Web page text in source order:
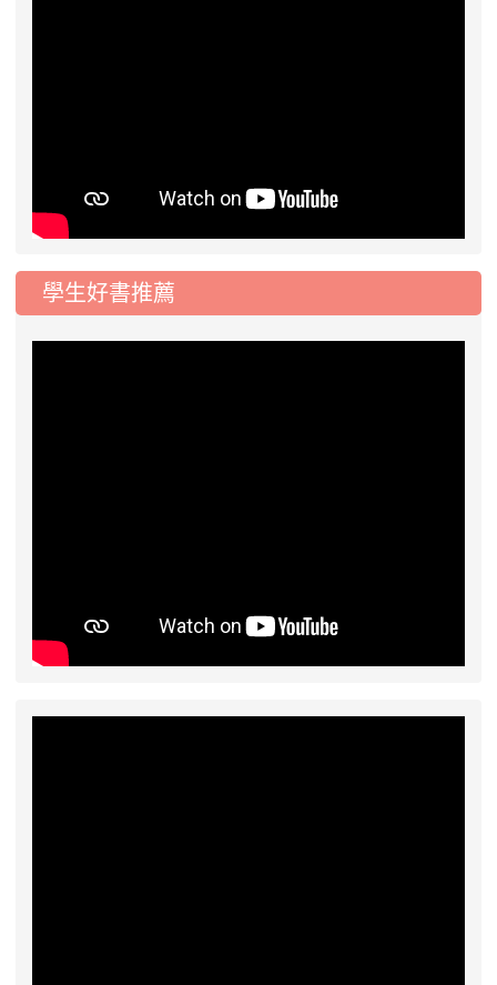
學生好書推薦